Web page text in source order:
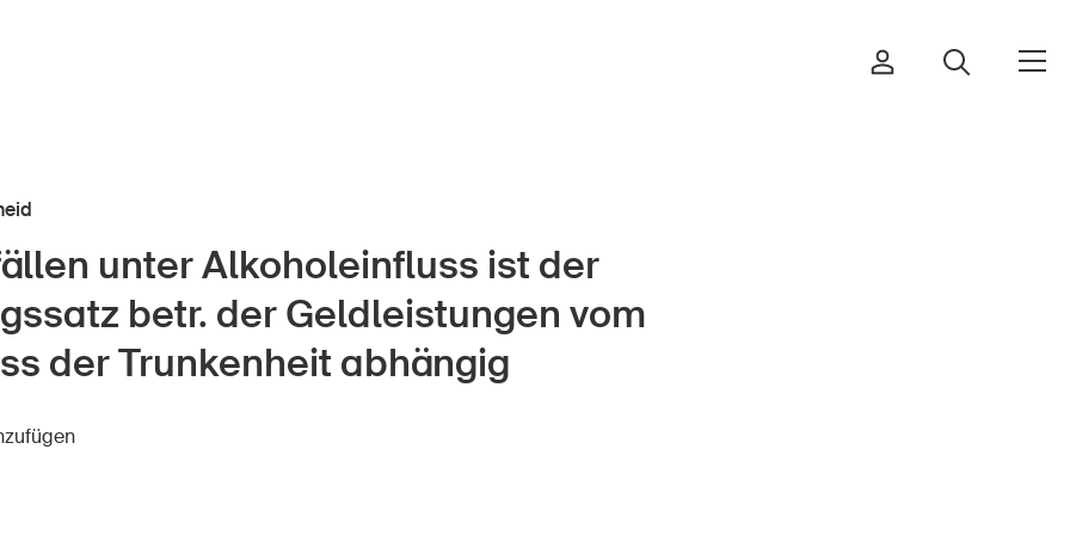
Kindheit
unter Alkoholeinfluss ist der
betr. der Geldleistungen vom
der Trunkenheit abhängig